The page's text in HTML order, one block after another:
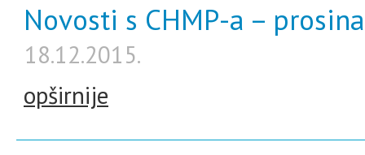
Novosti s CHMP-a –
18.12.2015.
opširnije